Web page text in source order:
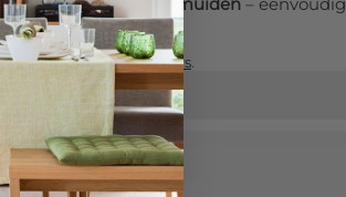
One in IJsselmuiden – eenvoudig
pagina overtuinposters.
korting!